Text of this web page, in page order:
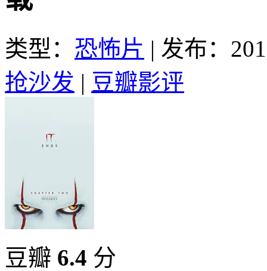
类型： 恐怖片 | 发布：
抢沙发 | 豆瓣影评
豆瓣 6.4 分